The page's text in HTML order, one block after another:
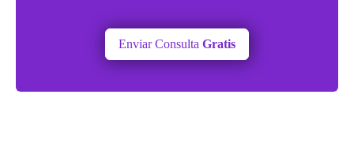
Enviar Consulta Gratis